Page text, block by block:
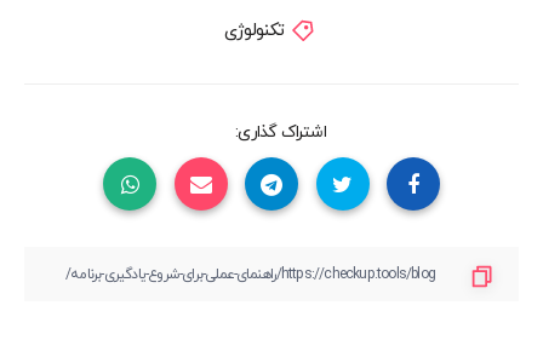
تکنولوژی
اشتراک گذاری: